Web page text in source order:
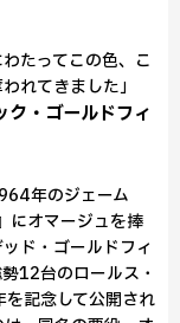
たってこの色、こ
れてきました」
・ゴールドフィ
年のジェーム
にオマージュを捧
ド・ゴールドフィ
12台のロールス・
記念して公開され